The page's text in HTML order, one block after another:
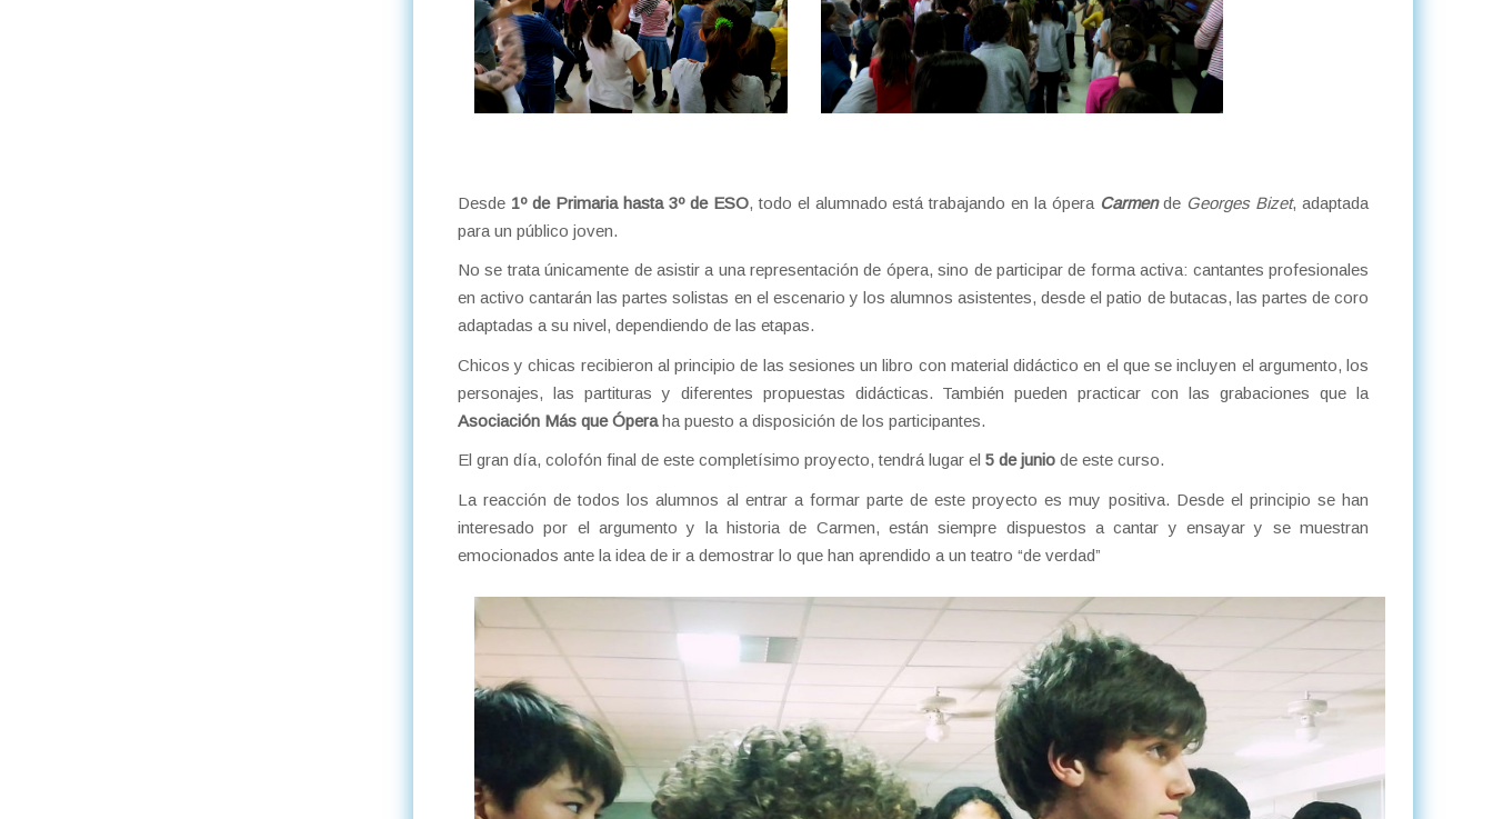
Desde 1º de Primaria hasta 3º de ESO, todo el alumnado está trabajando en la ópera Carmende Georges Bizet, adaptada
para un público joven.
No se trata únicamente de asistir a una representación de ópera, sino de participar de forma activa: cantantes profesionales
en activo cantarán las partes solistas en el escenario y los alumnos asistentes, desde el patio de butacas, las partes de coro
adaptadas a su nivel, dependiendo de las etapas.
Chicos y chicas recibieron al principio de las sesiones un libro con material didáctico en el que se incluyen el argumento, los
personajes, las partituras y diferentes propuestas didácticas. También pueden practicar con las grabaciones que la
Asociación Más que Óperaha puesto a disposición de los participantes.
El gran día, colofón final de este completísimo proyecto, tendrá lugar el 5 de junio de este curso.
La reacción de todos los alumnos al entrar a formar parte de este proyecto es muy positiva. Desde el principio se han
interesado por el argumento y la historia de Carmen, están siempre dispuestos a cantar y ensayar y se muestran
emocionados ante la idea de ir a demostrar lo que han aprendido a un teatro “de verdad”